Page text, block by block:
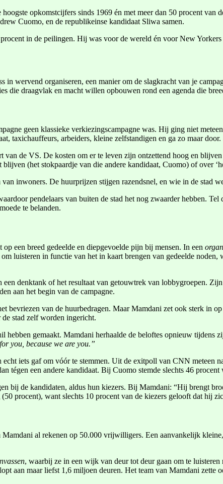
opkomstcijfers sinds 1969 én met meer dan 50 procent van
Cuomo, en de republikeinse kandidaat Sliwa samen.
in de peilingen. Hij was voor de wereld én voor New Yorkers
in wervend organiseren, een manier om de slagkracht van je
die draagvlak en macht willen opbouwen rond een agenda die
geen klassieke verkiezingscampagne was. Hij ging niet
taxichauffeurs, arbeiders, kleine zelfstandigen en ga zo maar door.
de VS. De kosten om er te leven zijn ontzettend hoog en
(het stokpaardje van die andere kandidaat, Cuomo) of over
inwoners. De huurprijzen stijgen razendsnel, en wie in de stad
pendelaars van buiten de stad het nog zwaarder hebben.
te belanden.
een breed gedeelde en diepgevoelde pijn bij mensen. In een
luisteren in functie van het in kaart brengen van gedeelde
denktank of het resultaat van getouwtrek van lobbygroepen.
aan het begin van de campagne.
bevriezen van de huurbedragen. Maar Mamdani zet ook sterk in
stad zelf worden ingericht.
gemaakt. Mamdani herhaalde de beloftes opnieuw tijdens
you, because we are you.”
iets gaf om vóór te stemmen. Uit de exitpoll van CNN meteen
tégen een andere kandidaat. Bij Cuomo stemde slechts 46
bij de kandidaten, aldus hun kiezers. Bij Mamdani: “Hij brengt
procent), want slechts 10 procent van de kiezers gelooft dat hij
al rekenen op 50.000 vrijwilligers. Een aanvankelijk
, waarbij ze in een wijk van deur tot deur gaan om te
aan maar liefst 1,6 miljoen deuren. Het team van Mamdani zette